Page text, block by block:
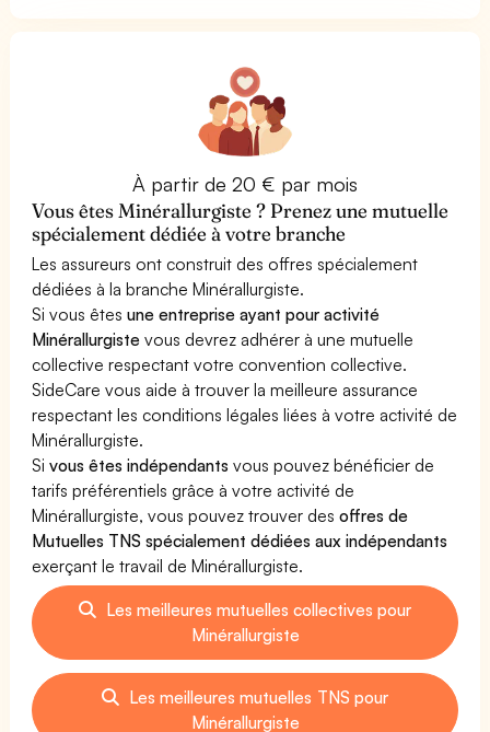
À partir de 20 € par mois
Vous êtes Minérallurgiste ? Prenez une mutuelle
spécialement dédiée à votre branche
Les assureurs ont construit des offres spécialement
dédiées à la branche Minérallurgiste.
Si vous êtesune entreprise ayant pour activité
Minérallurgiste vous devrez adhérer à une mutuelle
collective respectant votre convention collective.
SideCare vous aide à trouver la meilleure assurance
respectant les conditions légales liées à votre activité de
Minérallurgiste.
Sivous êtes indépendants vous pouvez bénéficier de
tarifs préférentiels grâce à votre activité de
Minérallurgiste, vous pouvez trouver desoffres de
Mutuelles TNS spécialement dédiées aux indépendants
exerçant le travail de Minérallurgiste.
Les meilleures mutuelles collectives pour
Minérallurgiste
Les meilleures mutuelles TNS pour
Minérallurgiste